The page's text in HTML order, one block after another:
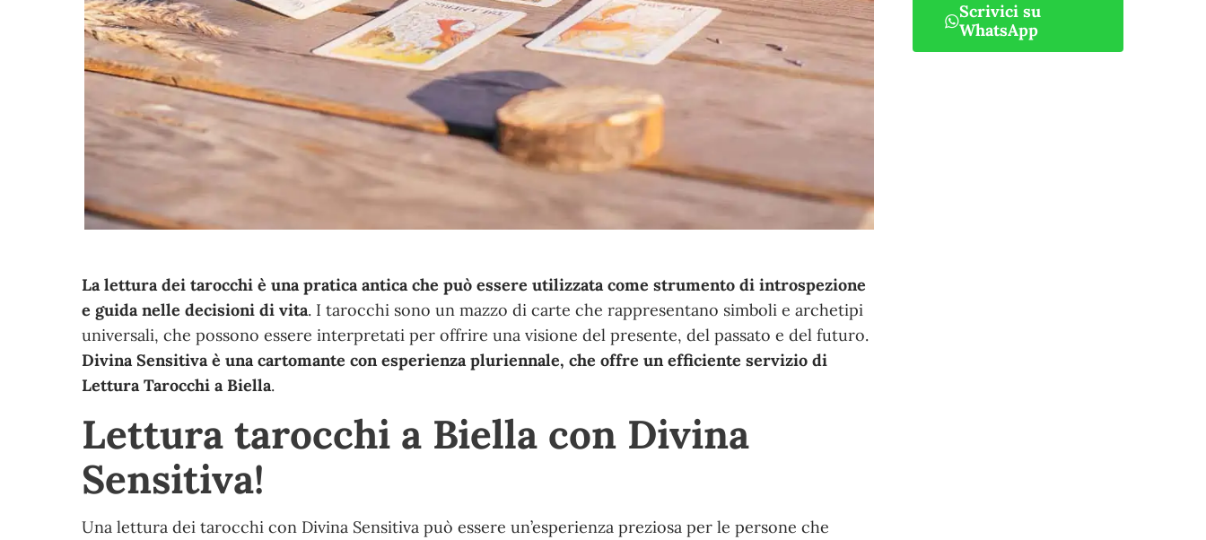
La lettura dei tarocchi è una pratica antica che può essere utilizzata come strumento di introspezione
e guida nelle decisioni di vita. I tarocchi sono un mazzo di carte che rappresentano simboli e archetipi
universali, che possono essere interpretati per offrire una visione del presente, del passato e del futuro.
Divina Sensitiva è una cartomante con esperienza pluriennale, che offre un efficiente servizio di
Lettura Tarocchi a Biella.
Lettura tarocchi a Biella con Divina
Sensitiva!
Una lettura dei tarocchi con Divina Sensitiva può essere un’esperienza preziosa per le persone che
Scrivici su
WhatsApp